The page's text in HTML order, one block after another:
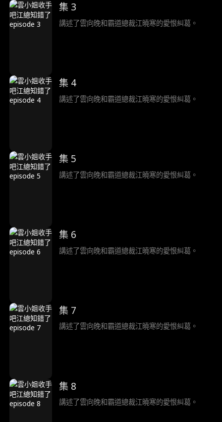
集 3
講述了雲向晚和霸道總裁江曉寒的愛恨糾葛。
集 4
講述了雲向晚和霸道總裁江曉寒的愛恨糾葛。
集 5
講述了雲向晚和霸道總裁江曉寒的愛恨糾葛。
集 6
講述了雲向晚和霸道總裁江曉寒的愛恨糾葛。
集 7
講述了雲向晚和霸道總裁江曉寒的愛恨糾葛。
集 8
講述了雲向晚和霸道總裁江曉寒的愛恨糾葛。